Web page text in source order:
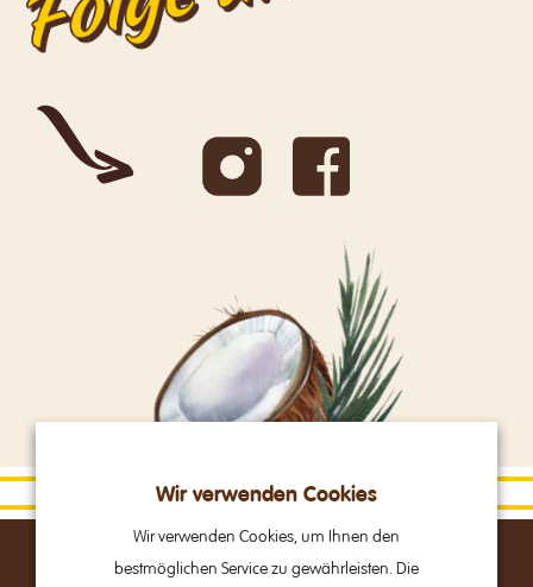
Alpine Brands GmbH & Co Kg
Wir verwenden Cookies
Wir verwenden Cookies, um Ihnen den
bestmöglichen Service zu gewährleisten. Die